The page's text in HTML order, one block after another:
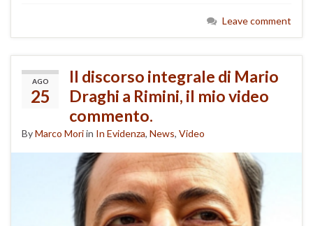
Leave comment
AGO
25
Il discorso integrale di Mario
Draghi a Rimini, il mio video
commento.
ByMarco Moriin In Evidenza, News, Video